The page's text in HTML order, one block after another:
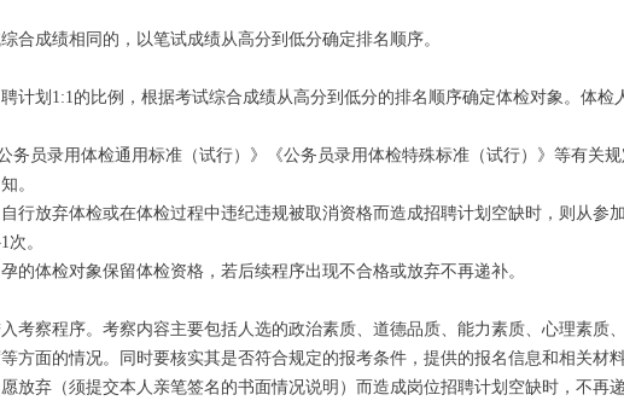
成绩相同的，以笔试成绩从高分到低分确定排名顺序。
划1:1的比例，根据考试综合成绩从高分到低分的排名顺序确定体检对象。体检
员录用体检通用标准（试行）》《公务员录用体检特殊标准（试行）》等有关规
。
放弃体检或在体检过程中违纪违规被取消资格而造成招聘计划空缺时，则从参
。
体检对象保留体检资格，若后续程序出现不合格或放弃不再递补。
察程序。考察内容主要包括人选的政治素质、道德品质、能力素质、心理素质
方面的情况。同时要核实其是否符合规定的报考条件，提供的报名信息和相关材
弃（须提交本人亲笔签名的书面情况说明）而造成岗位招聘计划空缺时，不再递